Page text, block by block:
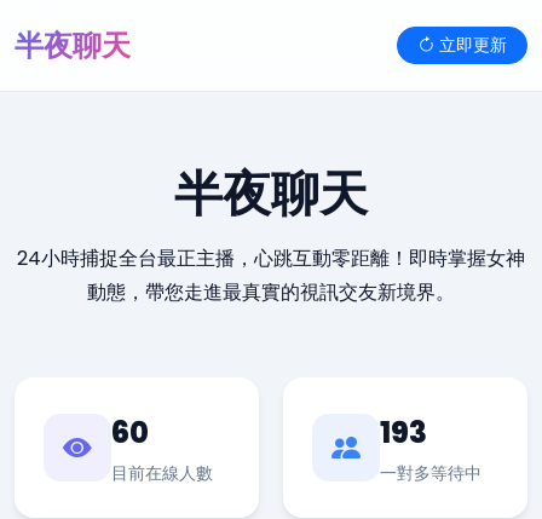
半夜聊天 立即更新
半夜聊天
24小時捕捉全台最正主播，心跳互動零距離！即時掌握女神
動態，帶您走進最真實的視訊交友新境界。
60
目前在線人數
193
一對多等待中